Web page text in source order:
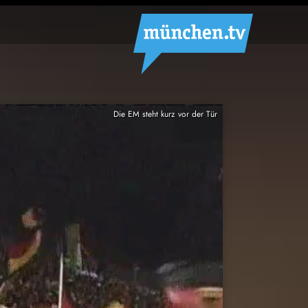
Die EM steht kurz vor der Tür